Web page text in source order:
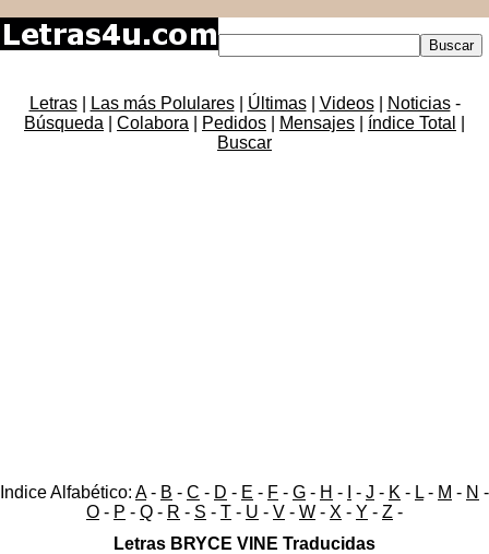
Letras| Las más Polulares| Últimas| Videos| Noticias-
Búsqueda
Colabora Pedidos Mensajes índice Total
Buscar
Indice Alfabético: A- B - C - D - E - F - G - H - - J - K - L - M - N -
O - P - Q - R - S - T - U - V - W - X - Y - Z -
Letras BRYCE VINE Traducidas